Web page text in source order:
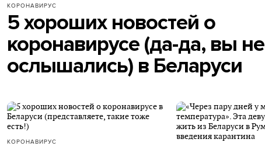
КОРОНАВИРУС
5 хороших новостей о
коронавирусе (да-да, вы не
ослышались) в Беларуси
КОРОНАВИРУС